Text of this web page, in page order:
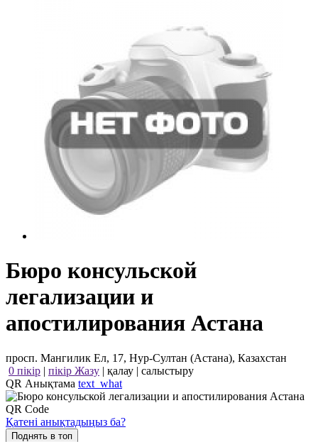
Бюро консульской
легализации и
апостилирования Астана
просп. Мангилик Ел, 17, Нур-Султан (Астана), Казахстан
0 пікір | пікір Жазу | қалау | салыстыру
QR Анықтама text_what
Қатені анықтадыңыз ба?
Поднять в топ